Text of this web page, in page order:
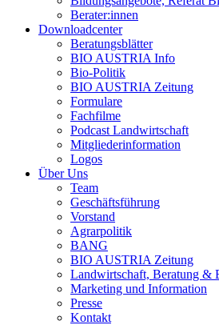
Berater:innen
Downloadcenter
Beratungsblätter
BIO AUSTRIA Info
Bio-Politik
BIO AUSTRIA Zeitung
Formulare
Fachfilme
Podcast Landwirtschaft
Mitgliederinformation
Logos
Über Uns
Team
Geschäftsführung
Vorstand
Agrarpolitik
BANG
BIO AUSTRIA Zeitung
Landwirtschaft, Beratung &
Marketing und Information
Presse
Kontakt